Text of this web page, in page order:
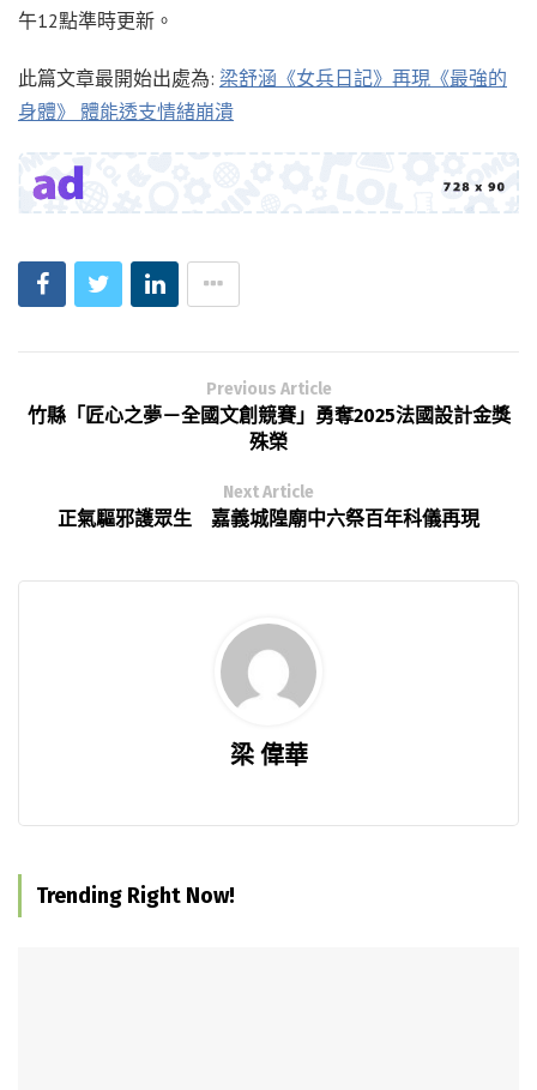
午12點準時更新。
此篇文章最開始出處為: 梁舒涵《女兵日記》再現《最強的
身體》 體能透支情緒崩潰
Previous Article
竹縣「匠心之夢－全國文創競賽」勇奪2025法國設計金獎
殊榮
Next Article
正氣驅邪護眾生 嘉義城隍廟中六祭百年科儀再現
梁 偉華
Trending Right Now!